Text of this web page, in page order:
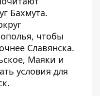
Бахмута.
чтобы
Славянска.
Маяки и
условия для